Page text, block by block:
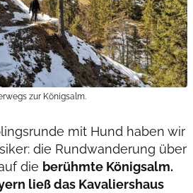
zur Königsalm.
mit Hund haben wir
die Rundwanderung über
die berühmte Königsalm.
ließ das Kavaliershaus